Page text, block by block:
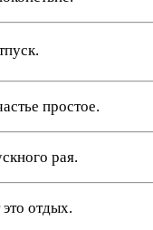
простое.
рая.
отдых.